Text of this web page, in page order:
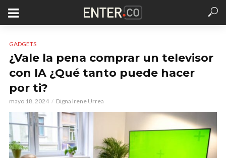
GADGETS
¿Vale la pena comprar un televisor
con IA ¿Qué tanto puede hacer
por ti?
mayo 18, 2024 Digna Irene Urrea